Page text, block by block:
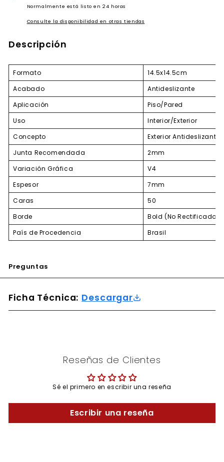
Normalmente está listo en 24 horas
Consulte la disponibilidad en otras tiendas
Descripción
Formato
14.5x14.5cm
Acabado
Antideslizante
Aplicación
Piso/Pared
Uso
Interior/Exterior
Concepto
Exterior Antideslizante
Junta Recomendada
2mm
Variación Gráfica
V4
Espesor
7mm
Caras
50
Borde
Bold (No Rectificado)
País de Procedencia
Brasil
Preguntas
Ficha Técnica: Descargar
Reseñas de Clientes
Sé el primero en escribir una reseña
Escribir una reseña